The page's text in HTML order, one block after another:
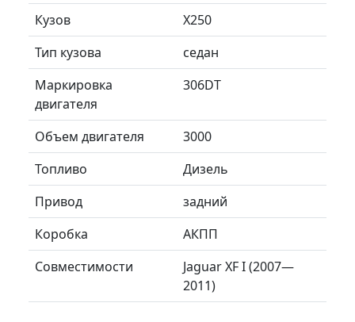
Кузов
X250
Тип кузова
седан
Маркировка
двигателя
306DT
Объем двигателя
3000
Топливо
Дизель
Привод
задний
Коробка
АКПП
Совместимости
Jaguar XF I (2007—
2011)